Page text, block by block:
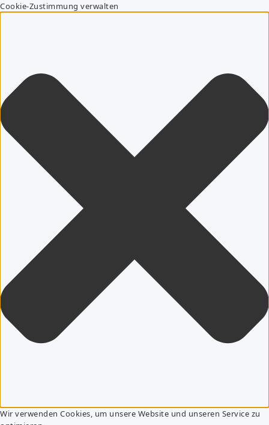
Cookie-Zustimmung verwalten
Wir verwenden Cookies, um unsere Website und unseren Service zu